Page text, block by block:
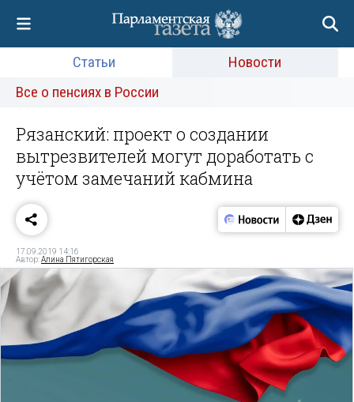
Статьи
Новости
Все о пенсиях в России
Рязанский: проект о создании
вытрезвителей могут доработать с
учётом замечаний кабмина
17.09.2019 14:16
Автор:Алина Пятигорская